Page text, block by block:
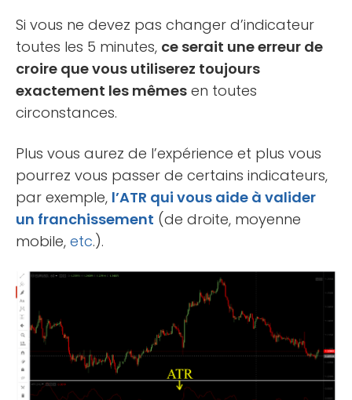
Si vous ne devez pas changer d’indicateur
toutes les 5 minutes, ce serait une erreur de
croire que vous utiliserez toujours
exactement les mêmes en toutes
circonstances.
Plus vous aurez de l’expérience et plus vous
pourrez vous passer de certains indicateurs,
par exemple, l’ATR qui vous aide à valider
un franchissement (de droite, moyenne
mobile, etc.).